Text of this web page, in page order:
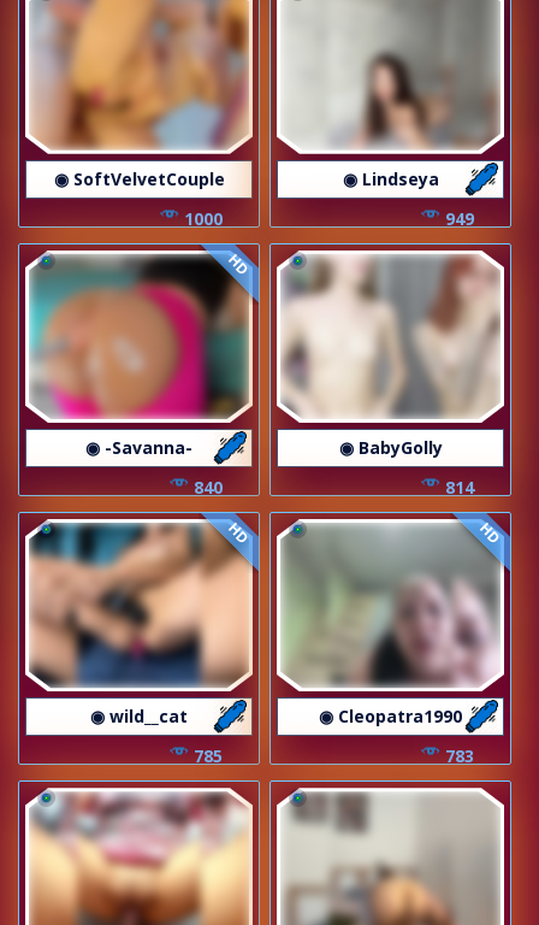
◉ SoftVelvetCouple
1000
◉ Lindseya
949
HD
◉ -Savanna-
840
◉ BabyGolly
814
HD
◉ wild__cat
785
HD
◉ Cleopatra1990
783